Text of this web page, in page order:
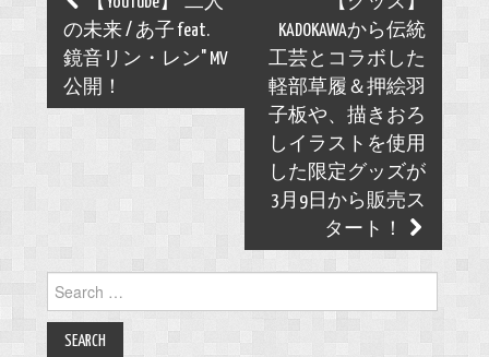
navigation
の未来 / あ子 feat.
鏡音リン・レン" MV
公開！
KADOKAWAから伝統
工芸とコラボした
軽部草履＆押絵羽
子板や、描きおろ
しイラストを使用
した限定グッズが
3月9日から販売ス
タート！
Search
for: